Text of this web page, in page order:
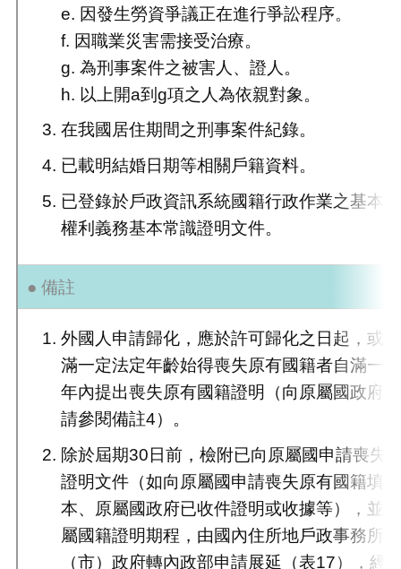
e. 因發生勞資爭議正在進行爭訟程序。
f. 因職業災害需接受治療。
g. 為刑事案件之被害人、證人。
h. 以上開a到g項之人為依親對象。
在我國居住期間之刑事案件紀錄。
已載明結婚日期等相關戶籍資料。
已登錄於戶政資訊系統國籍行政作業之基本
權利義務基本常識證明文件。
● 備註
外國人申請歸化，應於許可歸化之日起，或
滿一定法定年齡始得喪失原有國籍者自滿一
年內提出喪失原有國籍證明（向原屬國政府
請參閱備註4）。
除於屆期30日前，檢附已向原屬國申請喪失
證明文件（如向原屬國申請喪失原有國籍填
本、原屬國政府已收件證明或收據等），並
屬國籍證明期程，由國內住所地戶政事務所
（市）政府轉內政部申請展延（表17），經